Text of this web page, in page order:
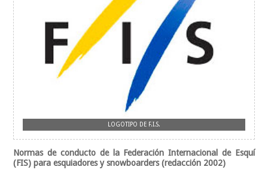
LOGOTIPO DE F.I.S.
Normas de conducto de la Federación Internacional de Esquí
(FIS) para esquiadores y snowboarders (redacción 2002)